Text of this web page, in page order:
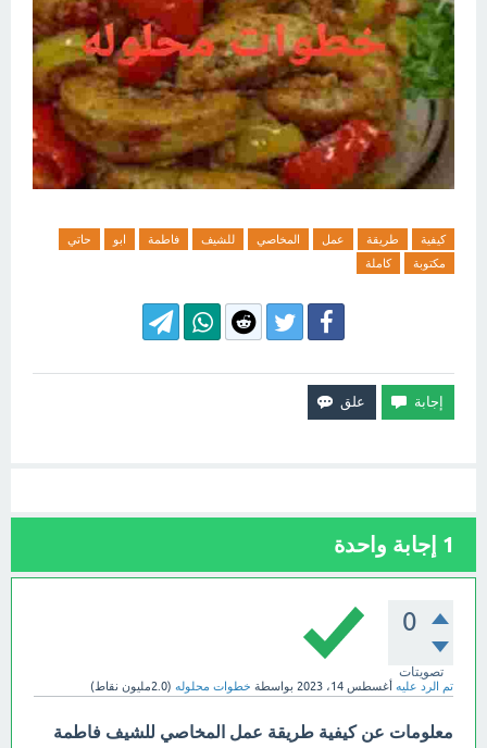
كيفية طريقة عمل المخاصي للشيف فاطمة ابو
حاتي
مكتوبة
كاملة
1 إجابة واحدة
0
تصويتات
تم الرد عليه أغسطس 14، 2023 بواسطة خطوات محلوله (2.0مليون نقاط)
معلومات عن كيفية طريقة عمل المخاصي للشيف فاطمة